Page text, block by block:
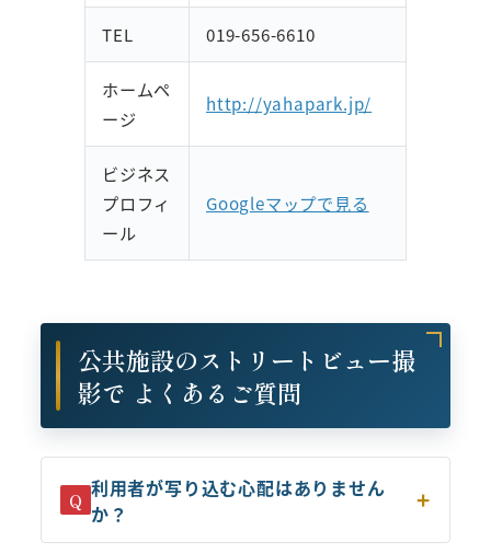
TEL 019-656-6610
ホームペ
ージ
http://yahapark.jp/
ビジネス
プロフィ
ール
Googleマップで見る
公共施設のストリートビュー撮
影で よくあるご質問
Q 利用者が写り込む心配はありません
か？